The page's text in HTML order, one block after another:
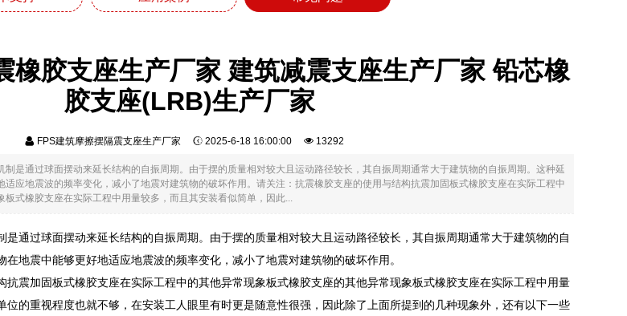
橡胶支座生产厂家 建筑减震支座生产厂家 铅芯橡
胶支座(LRB)生产厂家
FPS建筑摩擦摆隔震支座生产厂家 2025-6-18 16:00:00 13292
制是通过球面摆动来延长结构的自振周期。由于摆的质量相对较大且运动路径较长，其自振周期通常大于建筑物的自振周期。这种延
应地震波的频率变化，减小了地震对建筑物的破坏作用。请关注：抗震橡胶支座的使用与结构抗震加固板式橡胶支座在实际工程中
式橡胶支座在实际工程中用量较多，而且其安装看似简单，因此...
是通过球面摆动来延长结构的自振周期。由于摆的质量相对较大且运动路径较长，其自振周期通常大于建筑物的自
地震中能够更好地适应地震波的频率变化，减小了地震对建筑物的破坏作用。
抗震加固板式橡胶支座在实际工程中的其他异常现象板式橡胶支座的其他异常现象板式橡胶支座在实际工程中用量
位的重视程度也就不够，在安装工人眼里有时更是随意性很强，因此除了上面所提到的几种现象外，还有以下一些